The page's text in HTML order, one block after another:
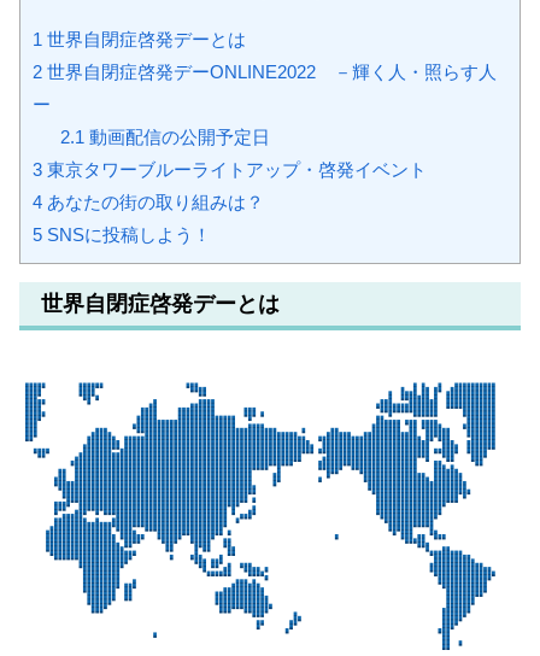
1 世界自閉症啓発デーとは
2 世界自閉症啓発デーONLINE2022 －輝く人・照らす人
ー
2.1 動画配信の公開予定日
3 東京タワーブルーライトアップ・啓発イベント
4 あなたの街の取り組みは？
5 SNSに投稿しよう！
世界自閉症啓発デーとは